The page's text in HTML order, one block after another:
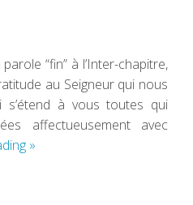
“fin” à l’Inter-chapitre,
au Seigneur qui nous
s’étend à vous toutes qui
affectueusement avec
»